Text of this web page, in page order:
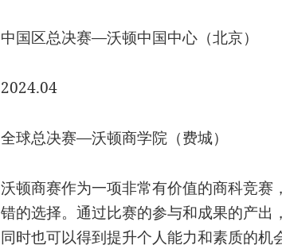
中国区总决赛—沃顿中国中心（北京）
2024.04
全球总决赛—沃顿商学院（费城）
沃顿商赛作为一项非常有价值的商科竞赛
错的选择。通过比赛的参与和成果的产出
同时也可以得到提升个人能力和素质的机